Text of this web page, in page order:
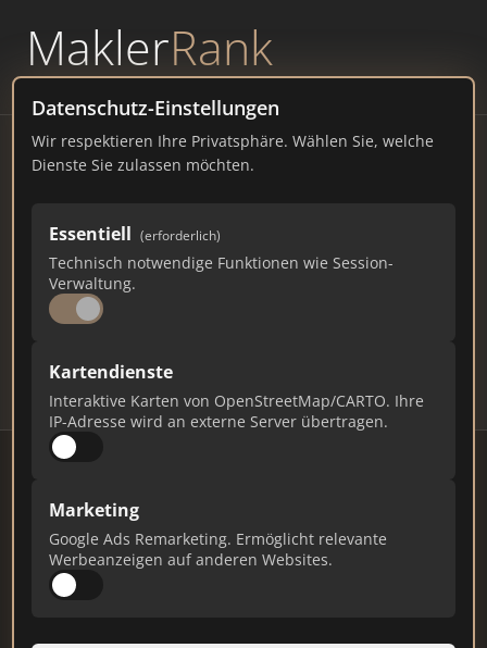
MaklerRank
powered byWAVEPOINT
Datenschutz-Einstellungen
Wir respektieren Ihre Privatsphäre. Wählen Sie, welche
Dienste Sie zulassen möchten.
Essentiell (erforderlich)
Technisch notwendige Funktionen wie Session-
Verwaltung.
Kartendienste
Interaktive Karten von OpenStreetMap/CARTO. Ihre
IP-Adresse wird an externe Server übertragen.
Marketing
Google Ads Remarketing. Ermöglicht relevante
Werbeanzeigen auf anderen Websites.
Immobilienmakler
Ruhpolding – Ranking Juli
2026
BAYERN6.904 EINWOHNER
71
Makler Makler-Keywords
Stand: Juli 2026
#